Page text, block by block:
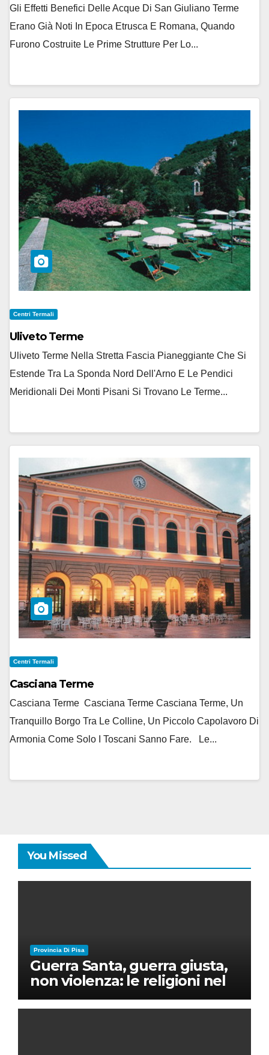
Gli Effetti Benefici Delle Acque Di San Giuliano Terme
Erano Già Noti In Epoca Etrusca E Romana, Quando
Furono Costruite Le Prime Strutture Per Lo...
Centri Termali
Uliveto Terme
Uliveto Terme Nella Stretta Fascia Pianeggiante Che Si
Estende Tra La Sponda Nord Dell'Arno E Le Pendici
Meridionali Dei Monti Pisani Si Trovano Le Terme...
Centri Termali
Casciana Terme
Casciana Terme Casciana Terme Casciana Terme, Un
Tranquillo Borgo Tra Le Colline, Un Piccolo Capolavoro Di
Armonia Come Solo I Toscani Sanno Fare. Le...
You Missed
Provincia Di Pisa
Guerra Santa, guerra giusta,
non violenza: le religioni nel
nuovo disordine mondiale